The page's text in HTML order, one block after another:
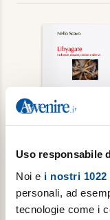
Uso responsabile
Noi e i nostri
personali, ad
tecnologie come i
Libyagate.
silenzi
Di Nello Scavo